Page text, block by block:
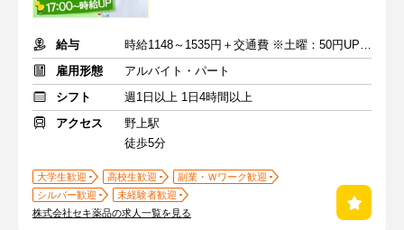
給与
時給1148～1535円＋交通費 ※土曜：50円UP/日曜・祝日：100円UP
雇用形態
アルバイト・パート
シフト
週1日以上 1日4時間以上
アクセス
野上駅
徒歩5分
大学生歓迎 高校生歓迎
副業・Ｗワーク歓迎
シルバー歓迎
未経験者歓迎
株式会社セキ薬品の求人一覧を見る